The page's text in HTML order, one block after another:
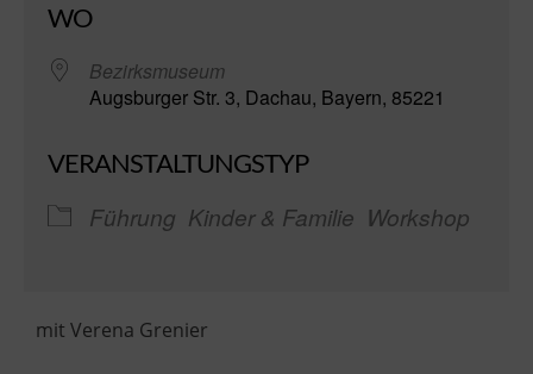
WO
Bezirksmuseum
Augsburger Str. 3, Dachau, Bayern, 85221
VERANSTALTUNGSTYP
Führung Kinder & Familie Workshop
mit Verena Grenier